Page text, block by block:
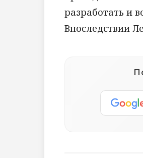
разработать и
Впоследствии